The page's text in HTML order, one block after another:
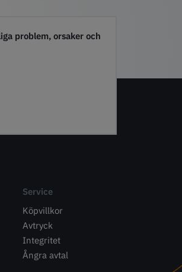
problem, orsaker och
Service
Köpvillkor
Avtryck
Integritet
Ångra avtal